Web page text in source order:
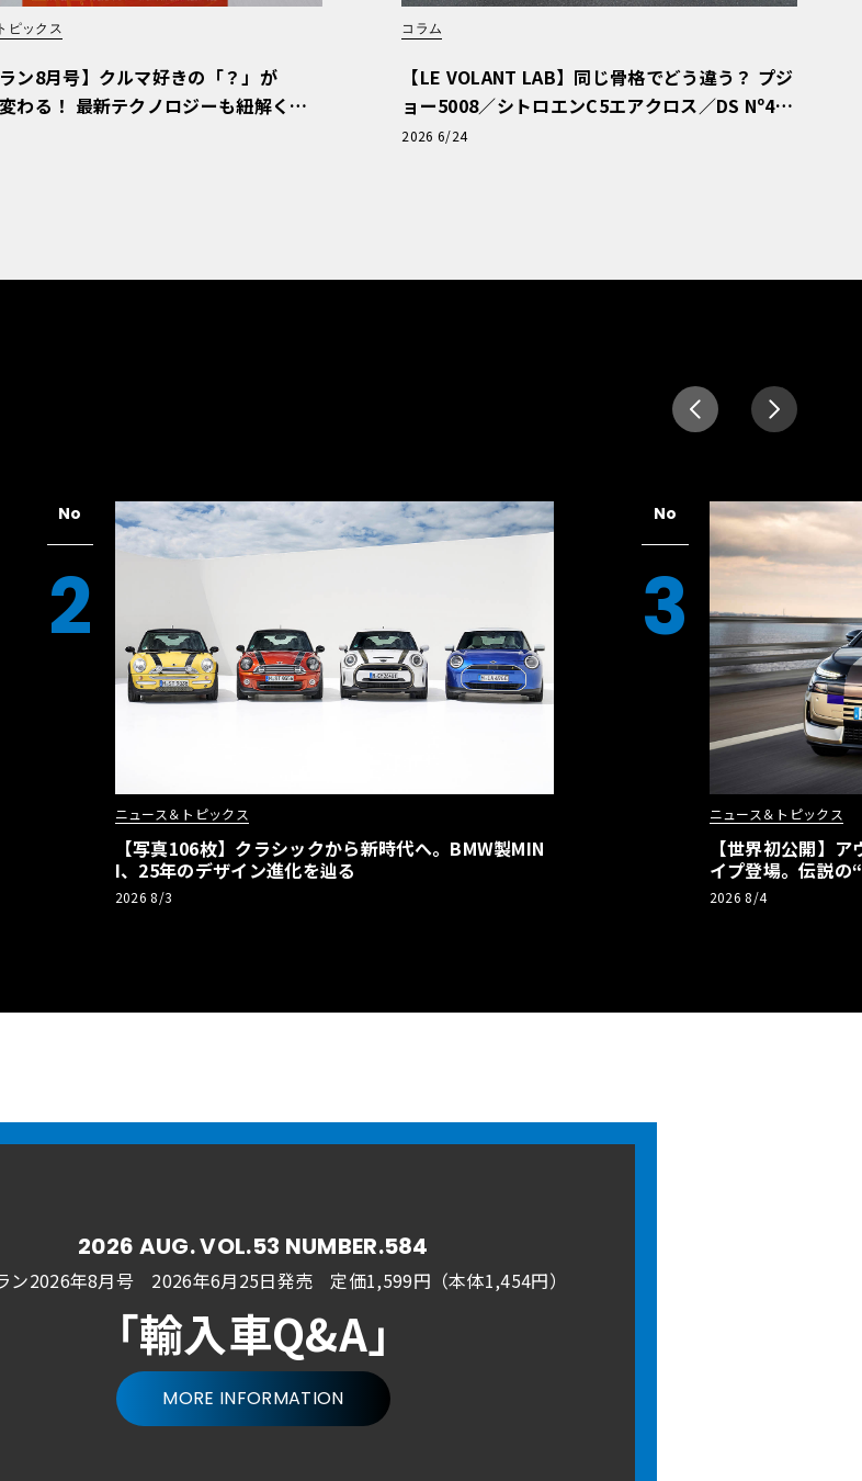
ピックス
ラン8月号】クルマ好きの「？」が
変わる！ 最新テクノロジーも紐解く
」
コラム
【LE VOLANT LAB】同じ骨格でどう違う？ プジ
ョー5008／シトロエンC5エアクロス／DS Nº4
読者一気乗りレポート
2026 6/24
No
2
ニュース＆トピックス
【写真106枚】クラシックから新時代へ。BMW製MIN
I、25年のデザイン進化を辿る
2026 8/3
No
3
ニュース＆トピックス
【世界初公開】
イプ登場。伝説の
リーBEVとして復
2026 8/4
2026 AUG. VOL.53 NUMBER.584
ン2026年8月号 2026年6月25日発売 定価1,599円（本体1,454円）
「輸入車Q&A」
MORE INFORMATION